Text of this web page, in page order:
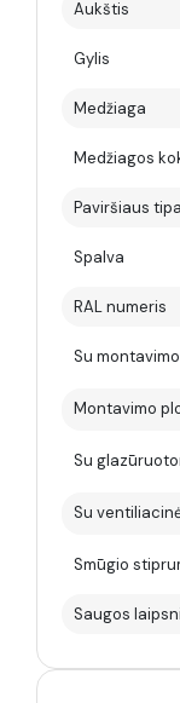
Aukštis
Gylis
Medžiaga
Medžiagos
Paviršiaus
Spalva
RAL numeris
Su
Montavimo
Su
Su
Smūgio
Saugos